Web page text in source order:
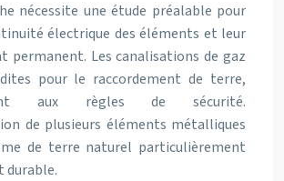
nécessite une étude préalable pour
électrique des éléments et leur
permanent. Les canalisations de gaz
pour le raccordement de terre,
aux règles de sécurité.
de plusieurs éléments métalliques
de terre naturel particulièrement
durable.